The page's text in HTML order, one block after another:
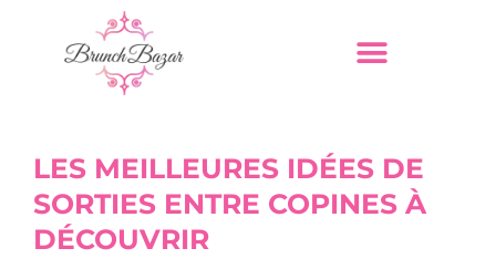
LES MEILLEURES IDÉES DE
SORTIES ENTRE COPINES À
DÉCOUVRIR